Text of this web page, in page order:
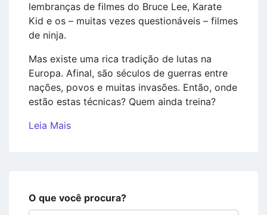
lembranças de filmes do Bruce Lee, Karate
Kid e os – muitas vezes questionáveis – filmes
de ninja.
Mas existe uma rica tradição de lutas na
Europa. Afinal, são séculos de guerras entre
nações, povos e muitas invasões. Então, onde
estão estas técnicas? Quem ainda treina?
Leia Mais
O que você procura?